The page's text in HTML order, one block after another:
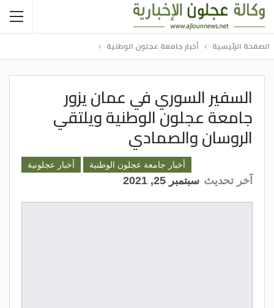
الصفحة الرئيسية أخبار جامعة عجلون الوطنية
السفير السوري في عمان يزور
جامعة عجلون الوطنية ويلتقي
الروسان والصمادي
أخبار جامعة عجلون الوطنية أخبار عجلونية
آخر تحديث سبتمبر 25, 2021